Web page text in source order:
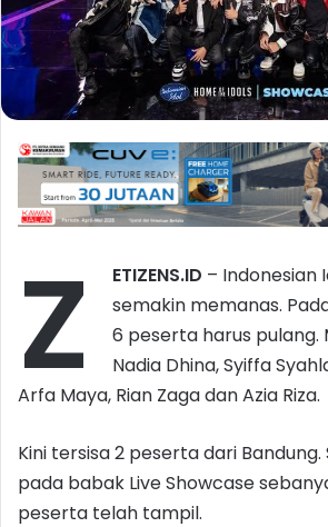
Z ETIZENS.ID – Indonesian
semakin memanas.
6 peserta harus pulang.
Nadia Dhina, Syiffa
Arfa Maya, Rian Zaga dan Azia Riza.
Kini tersisa 2 peserta dari
pada babak Live Showcase
peserta telah tampil.